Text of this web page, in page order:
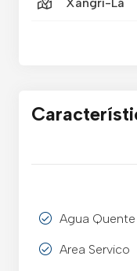
Agua Quente
Area Servico